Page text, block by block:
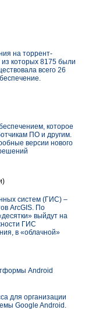
на торрент-
которых 8175 были
всего 26
которое
ПО и другим.
версии нового
систем (ГИС) –
ArcGIS. По
выйдут на
ГИС
в «облачной»
Android
для организации
Google Android.